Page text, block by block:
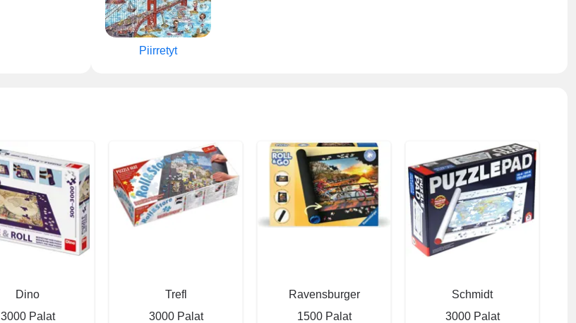
Piirretyt
Dino
3000 Palat
Trefl
3000 Palat
Ravensburger
1500 Palat
Schmidt
3000 Palat